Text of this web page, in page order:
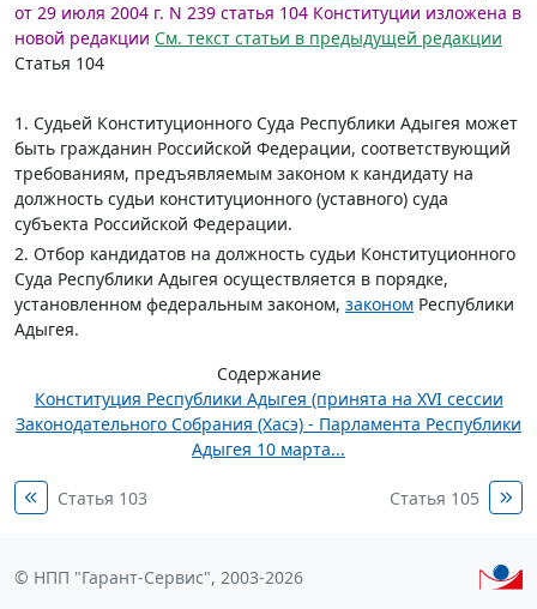
от 29 июля 2004 г. N 239 статья 104 Конституции изложена в
новой редакции См. текст статьи в предыдущей редакции
Статья 104
1. Судьей Конституционного Суда Республики Адыгея может
быть гражданин Российской Федерации, соответствующий
требованиям, предъявляемым законом к кандидату на
должность судьи конституционного (уставного) суда
субъекта Российской Федерации.
2. Отбор кандидатов на должность судьи Конституционного
Суда Республики Адыгея осуществляется в порядке,
установленном федеральным законом, законом Республики
Адыгея.
Содержание
Конституция Республики Адыгея (принята на XVI сессии
Законодательного Собрания (Хасэ) - Парламента Республики
Адыгея 10 марта...
Статья 103 Статья 105
© НПП "Гарант-Сервис", 2003-2026